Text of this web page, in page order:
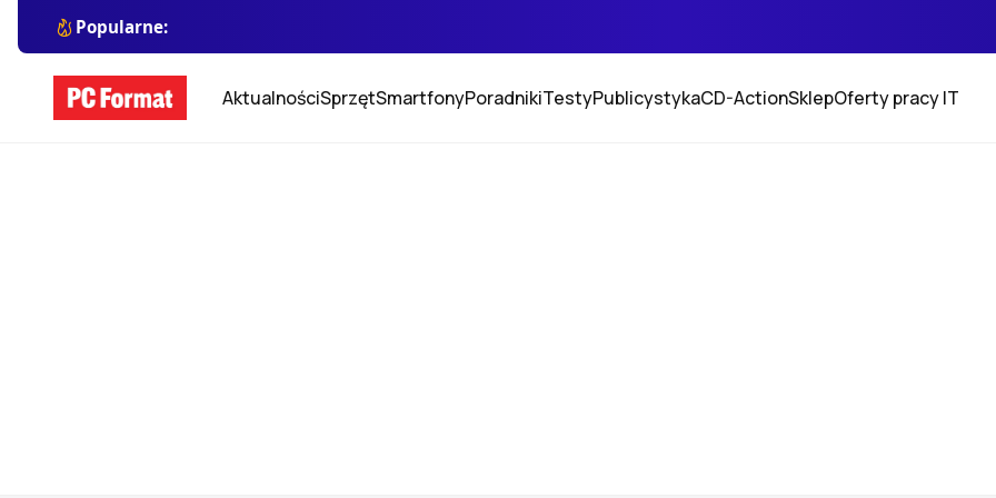
Popularne:
AktualnościSprzętSmartfonyPoradnikiTestyPublicystykaCD-ActionSklepOferty pracy IT